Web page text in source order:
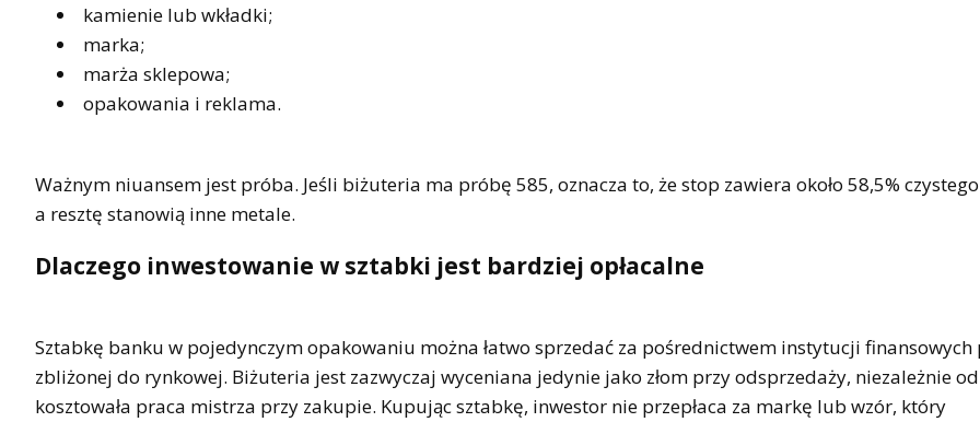
kamienie lub wkładki;
marka;
marża sklepowa;
opakowania i reklama.
Ważnym niuansem jest próba. Jeśli biżuteria ma próbę 585, oznacza to, że stop zawiera około 58,5% czystego
a resztę stanowią inne metale.
Dlaczego inwestowanie w sztabki jest bardziej opłacalne
Sztabkę banku w pojedynczym opakowaniu można łatwo sprzedać za pośrednictwem instytucji finansowych
zbliżonej do rynkowej. Biżuteria jest zazwyczaj wyceniana jedynie jako złom przy odsprzedaży, niezależnie
kosztowała praca mistrza przy zakupie. Kupując sztabkę, inwestor nie przepłaca za markę lub wzór, który